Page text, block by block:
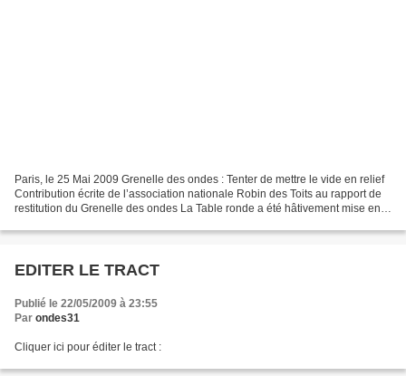
Paris, le 25 Mai 2009 Grenelle des ondes : Tenter de mettre le vide en relief
Contribution écrite de l’association nationale Robin des Toits au rapport de
restitution du Grenelle des ondes La Table ronde a été hâtivement mise en
EDITER LE TRACT
Publié le 22/05/2009 à 23:55
Par ondes31
Cliquer ici pour éditer le tract :